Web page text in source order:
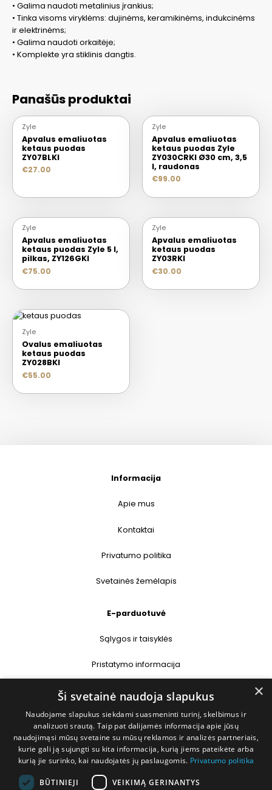
• Galima naudoti metalinius įrankius;
• Tinka visoms viryklėms: dujinėms, keramikinėms, indukcinėms
ir elektrinėms;
• Galima naudoti orkaitėje;
• Komplekte yra stiklinis dangtis.
Panašūs produktai
Zyle
Apvalus emaliuotas
ketaus puodas
ZY07BLKI
€27.00
Zyle
Apvalus emaliuotas
ketaus puodas Zyle
ZY030CRKI Ø30 cm, 3,5
l, raudonas
€99.00
Zyle
Apvalus emaliuotas
ketaus puodas Zyle 5 l,
pilkas, ZY126GKI
€75.00
Zyle
Apvalus emaliuotas
ketaus puodas
ZY03RKI
€30.00
Zyle
Ovalus emaliuotas
ketaus puodas
ZY028BKI
€55.00
Informacija
Apie mus
Kontaktai
Privatumo politika
Svetainės žemėlapis
E-parduotuvė
Sąlygos ir taisyklės
Pristatymo informacija
Prekių grąžinimas
Kontaktai
+370 677 31358
×
Ši svetainė naudoja slapukus
Naudojame slapukus siekdami suasmeninti turinį, skelbimus ir
analizuoti srautą. Taip pat dalijamės informacija apie jūsų
naudojimąsi mūsų svetaine su mūsų reklamos ir analizės partneriais,
kurie gali ją sujungti su kita informacija, kurią jiems pateikėte arba
kurią jie surinko, kai naudojatės jų paslaugomis. Privatumo politika
BŪTINIEJI VEIKIMĄ GERINANTYS